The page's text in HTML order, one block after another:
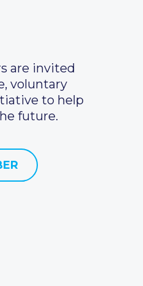
are invited
voluntary
to help
future.